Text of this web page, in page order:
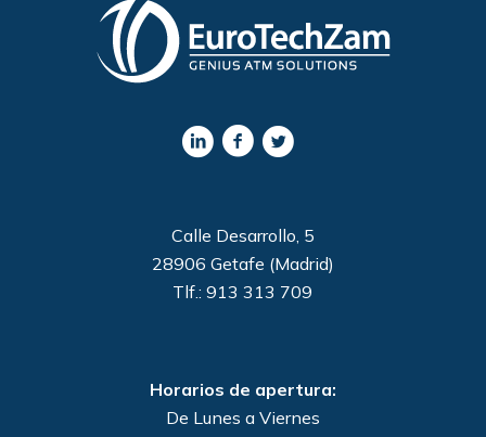
Calle Desarrollo, 5
28906 Getafe (Madrid)
Tlf.: 913 313 709
Horarios de apertura:
De Lunes a Viernes